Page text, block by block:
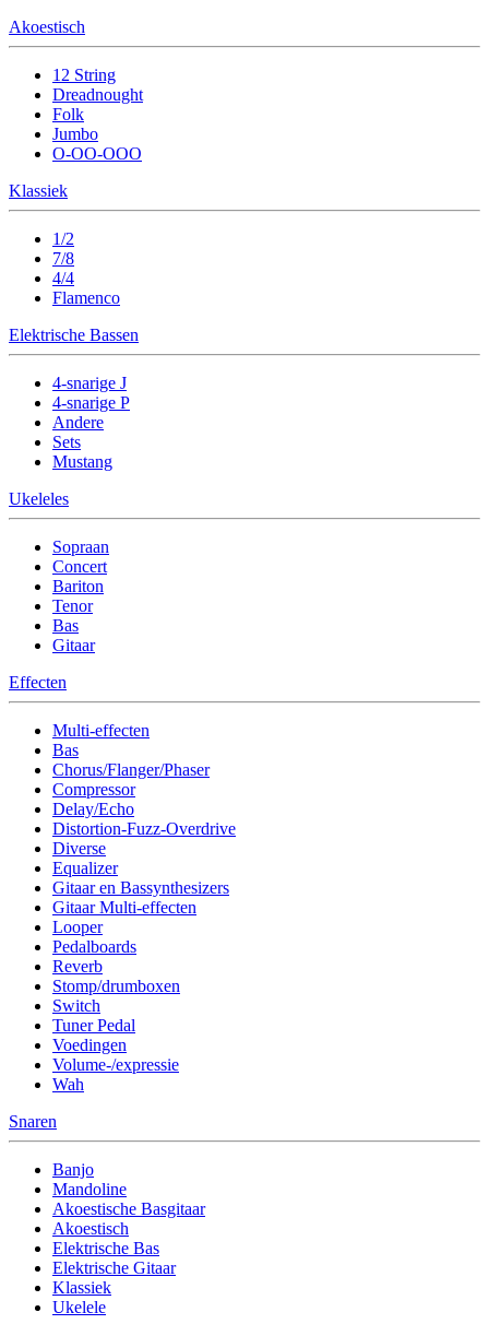
Akoestisch
12 String
Dreadnought
Folk
Jumbo
O-OO-OOO
Klassiek
1/2
7/8
4/4
Flamenco
Elektrische Bassen
4-snarige J
4-snarige P
Andere
Sets
Mustang
Ukeleles
Sopraan
Concert
Bariton
Tenor
Bas
Gitaar
Effecten
Multi-effecten
Bas
Chorus/Flanger/Phaser
Compressor
Delay/Echo
Distortion-Fuzz-Overdrive
Diverse
Equalizer
Gitaar en Bassynthesizers
Gitaar Multi-effecten
Looper
Pedalboards
Reverb
Stomp/drumboxen
Switch
Tuner Pedal
Voedingen
Volume-/expressie
Wah
Snaren
Banjo
Mandoline
Akoestische Basgitaar
Akoestisch
Elektrische Bas
Elektrische Gitaar
Klassiek
Ukelele